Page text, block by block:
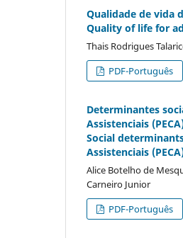
Qualidade de vida
Quality of life for
Thais Rodrigues
PDF-Português
Determinantes
Assistenciais
Social
Assistenciais
Alice Botelho de
Carneiro Junior
PDF-Português